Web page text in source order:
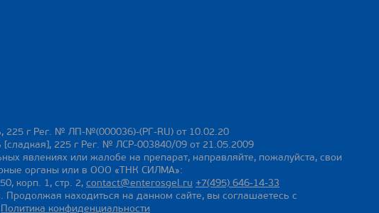
225 г Рег. № ЛП-№(000036)-(РГ-RU) от 10.02.20
[сладкая], 225 г Рег. № ЛСР-003840/09 от 21.05.2009
явлениях или жалобе на препарат, направляйте, пожалуйста, свои
органы или в ООО «ТНК СИЛМА»:
корп. 1, стр. 2, contact@enterosgel.ru +7(495) 646-14-33
Продолжая находиться на данном сайте, вы соглашаетесь с
Политика конфиденциальности